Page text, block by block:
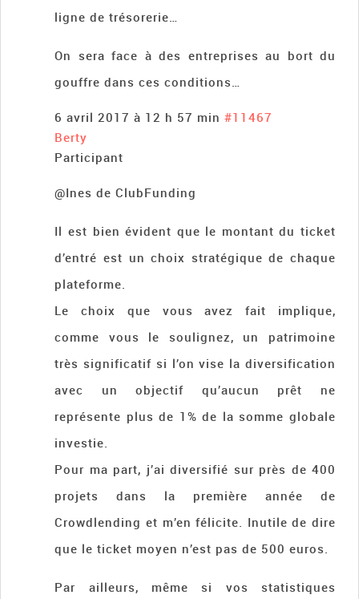
ligne de trésorerie…
On sera face à des entreprises au bort du
gouffre dans ces conditions…
6 avril 2017 à 12 h 57 min #11467
Berty
Participant
@Ines de ClubFunding
Il est bien évident que le montant du ticket
d’entré est un choix stratégique de chaque
plateforme.
Le choix que vous avez fait implique,
comme vous le soulignez, un patrimoine
très significatif si l’on vise la diversification
avec un objectif qu’aucun prêt ne
représente plus de 1% de la somme globale
investie.
Pour ma part, j’ai diversifié sur près de 400
projets dans la première année de
Crowdlending et m’en félicite. Inutile de dire
que le ticket moyen n’est pas de 500 euros.
Par ailleurs, même si vos statistiques